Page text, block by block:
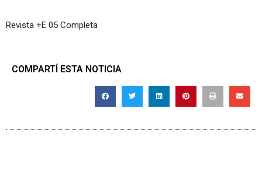
Revista +E 05 Completa
COMPARTÍ ESTA NOTICIA